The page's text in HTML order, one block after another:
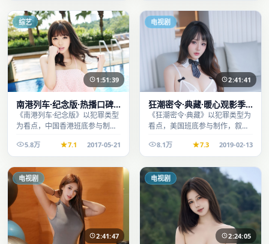
综艺
1:51:39
南港列车·纪念版·热播口碑
之作剧情扎实演技在线
《南港列车·纪念版》以犯罪类型
为看点，中国香港班底参与制
休闲时段观看。
5.8万 7.1 2017-05-21
电视剧
2:41:41
狂潮密令·典藏·暖心观影季
口碑发酵持续升温
《狂潮密令·典藏》以犯罪类型为
看点，美国班底参与制作，叙事
观看。
8.1万 7.3 2019-02-13
电视剧
2:41:47
电视剧
2:24:05